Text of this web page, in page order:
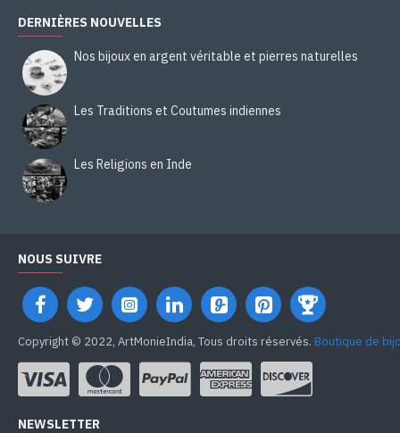
DERNIÈRES NOUVELLES
Nos bijoux en argent véritable et pierres naturelles
Les Traditions et Coutumes indiennes
Les Religions en Inde
NOUS SUIVRE
Copyright © 2022, ArtMonieIndia, Tous droits réservés. Boutique de
NEWSLETTER